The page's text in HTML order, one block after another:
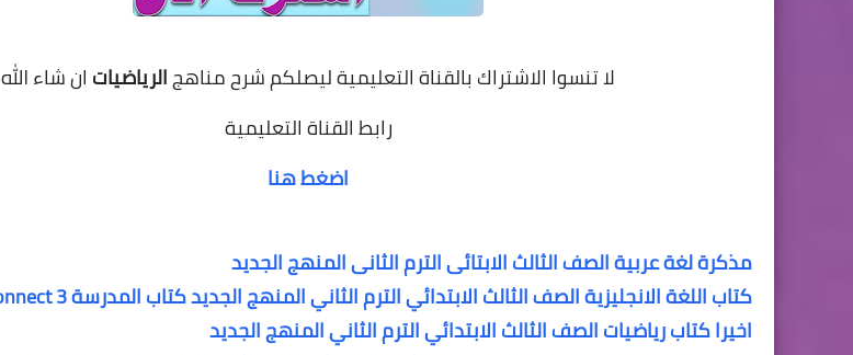
لا تنسوا الاشتراك بالقناة التعليميةليصلكم شرح مناهجالرياضيات ان شاء الله
رابط القناة التعليمية
اضغط هنا
مذكرة لغة عربية الصف الثالث الابتائى الترم الثانى المنهج الجديد
كتاب اللغة الانجليزية الصف الثالث الابتدائي الترم الثاني المنهج الجديد كتاب المدرسة connect 3
اخيرا كتاب رياضيات الصف الثالث الابتدائي الترم الثاني المنهج الجديد